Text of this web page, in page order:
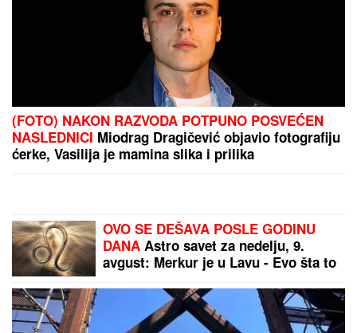
(FOTO) EVO GDE SE NALAZI PRVI
MUŽ JOVANE JEREMIĆDok svi
bruje o Draganovoj veridbi, Vojislav
napustio Srbiju, a voditeljki je velika
podrška: "Brak nam je bio savršen"